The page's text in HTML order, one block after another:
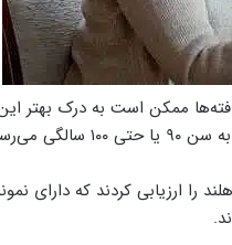
ممکن است به درک بهتر
می‌رسند.
ارزیابی کردند که دارای